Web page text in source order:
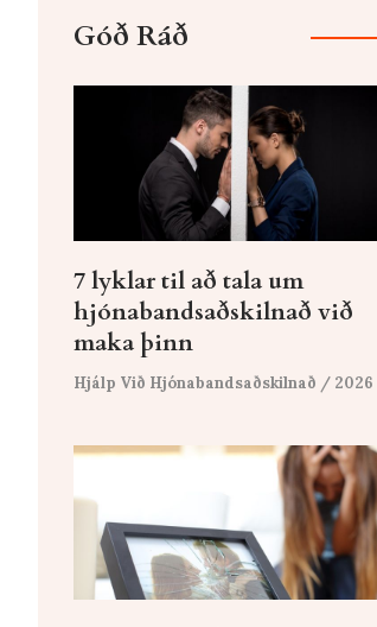
Góð Ráð
7 lyklar til að tala um
hjónabandsaðskilnað við
maka þinn
Hjálp Við Hjónabandsaðskilnað / 2026